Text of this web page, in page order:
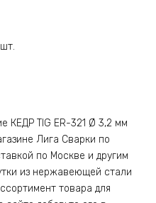
КЕДР TIG ER-321 Ø 3,2 мм
Лига Сварки по
по Москве и другим
из нержавеющей стали
товара для